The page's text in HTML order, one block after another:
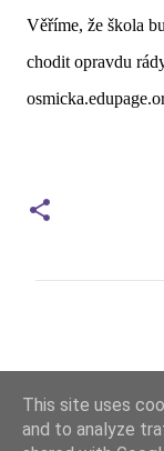
Věříme, že škola
chodit opravdu
m
e
n
This site uses
and to analyze